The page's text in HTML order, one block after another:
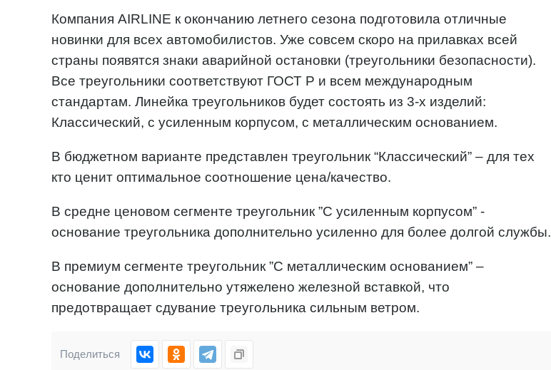
Компания AIRLINE к окончанию летнего сезона подготовила отличные
новинки для всех автомобилистов. Уже совсем скоро на прилавках всей
страны появятся знаки аварийной остановки (треугольники безопасности).
Все треугольники соответствуют ГОСТ Р и всем международным
стандартам. Линейка треугольников будет состоять из 3-х изделий:
Классический, с усиленным корпусом, с металлическим основанием.
В бюджетном варианте представлен треугольник “Классический” – для тех
кто ценит оптимальное соотношение цена/качество.
В средне ценовом сегменте треугольник ”C усиленным корпусом” -
основание треугольника дополнительно усиленно для более долгой службы.
В премиум сегменте треугольник ”C металлическим основанием” –
основание дополнительно утяжелено железной вставкой, что
предотвращает сдувание треугольника сильным ветром.
Поделиться